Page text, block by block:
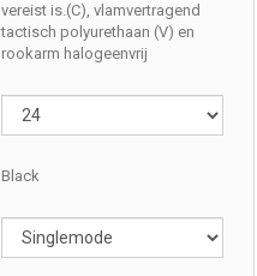
vereist is.(C), vlamvertragend
tactisch polyurethaan (V) en
rookarm halogeenvrij
Black